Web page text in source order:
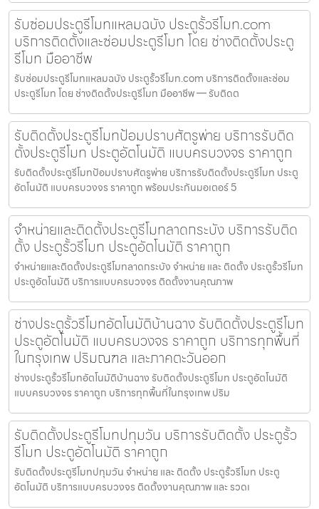
รับซ่อมประตูรีโมทแหลมฉบัง ประตูรั้วรีโมท.com
บริการติดตั้งและซ่อมประตูรีโมท โดย ช่างติดตั้งประตู
รีโมท มืออาชีพ
รับซ่อมประตูรีโมทแหลมฉบัง ประตูรั้วรีโมท.com บริการติดตั้งและซ่อม
ประตูรีโมท โดย ช่างติดตั้งประตูรีโมท มืออาชีพ — รับติดต
รับติดตั้งประตูรีโมทป้อมปราบศัตรูพ่าย บริการรับติด
ตั้งประตูรีโมท ประตูอัตโนมัติ แบบครบวงจร ราคาถูก
รับติดตั้งประตูรีโมทป้อมปราบศัตรูพ่าย บริการรับติดตั้งประตูรีโมท ประตู
อัตโนมัติ แบบครบวงจร ราคาถูก พร้อมประกันมอเตอร์ 5
จำหน่ายและติดตั้งประตูรีโมทลาดกระบัง บริการรับติด
ตั้ง ประตูรั้วรีโมท ประตูอัตโนมัติ ราคาถูก
จำหน่ายและติดตั้งประตูรีโมทลาดกระบัง จำหน่าย และ ติดตั้ง ประตูรั้วรีโมท
ประตูอัตโนมัติ บริการแบบครบวงจร ติดตั้งงานคุณภาพ
ช่างประตูรั้วรีโมทอัตโนมัติบ้านฉาง รับติดตั้งประตูรีโมท
ประตูอัตโนมัติ แบบครบวงจร ราคาถูก บริการทุกพื้นที่
ในกรุงเทพ ปริมณฑล และภาคตะวันออก
ช่างประตูรั้วรีโมทอัตโนมัติบ้านฉาง รับติดตั้งประตูรีโมท ประตูอัตโนมัติ
แบบครบวงจร ราคาถูก บริการทุกพื้นที่ในกรุงเทพ ปริม
รับติดตั้งประตูรีโมทปทุมวัน บริการรับติดตั้ง ประตูรั้ว
รีโมท ประตูอัตโนมัติ ราคาถูก
รับติดตั้งประตูรีโมทปทุมวัน จำหน่าย และ ติดตั้ง ประตูรั้วรีโมท ประตู
อัตโนมัติ บริการแบบครบวงจร ติดตั้งงานคุณภาพ และ รวดเ